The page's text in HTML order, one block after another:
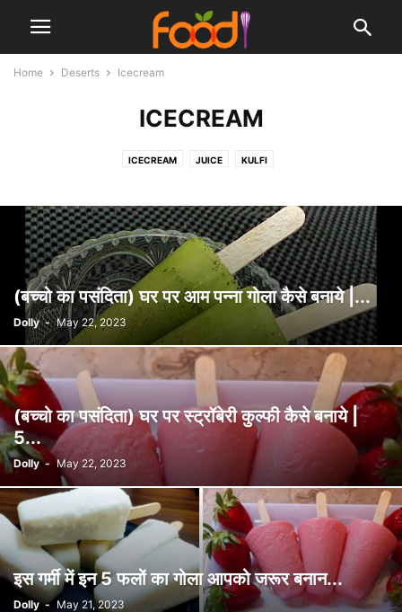
Home Deserts Icecream
ICECREAM
ICECREAM JUICE KULFI
(बच्चो का पसंदिता) घर पर आम पन्ना गोला कैसे बनाये |...
Dolly - May 22, 2023
(बच्चो का पसंदिता) घर पर स्ट्रॉबेरी कुल्फी कैसे बनाये |
5...
Dolly - May 22, 2023
इस गर्मी में इन 5 फलों का गोला आपको जरूर बनान...
Dolly - May 21, 2023